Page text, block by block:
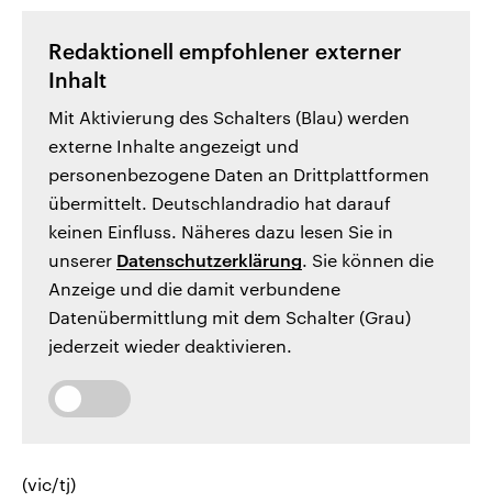
Redaktionell empfohlener externer
Inhalt
Mit Aktivierung des Schalters (Blau) werden
externe Inhalte angezeigt und
personenbezogene Daten an Drittplattformen
übermittelt. Deutschlandradio hat darauf
keinen Einfluss. Näheres dazu lesen Sie in
unserer Datenschutzerklärung. Sie können die
Anzeige und die damit verbundene
Datenübermittlung mit dem Schalter (Grau)
jederzeit wieder deaktivieren.
(vic/tj)